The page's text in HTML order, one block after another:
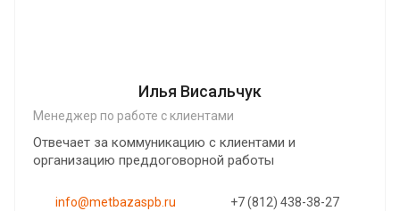
Илья Висальчук
Менеджер по работе с клиентами
Отвечает за коммуникацию с клиентами и
организацию преддоговорной работы
info@metbazaspb.ru +7 (812) 438-38-27